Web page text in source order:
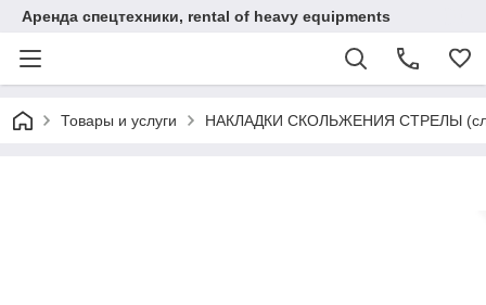
Аренда спецтехники, rental of heavy equipments
Товары и услуги НАКЛАДКИ СКОЛЬЖЕНИЯ СТРЕЛЫ